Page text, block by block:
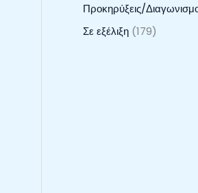
Προκηρύξεις/
Σε εξέλιξη (179)